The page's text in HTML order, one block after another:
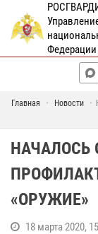
Федерации
Главная Новости
НАЧАЛОСЬ
«ОРУЖИЕ»
18 марта 2020,